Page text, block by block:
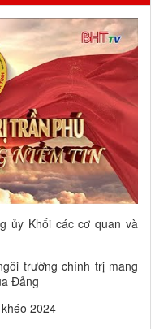
ủy Khối các cơ quan và
trường chính trị mang
Đảng
2024